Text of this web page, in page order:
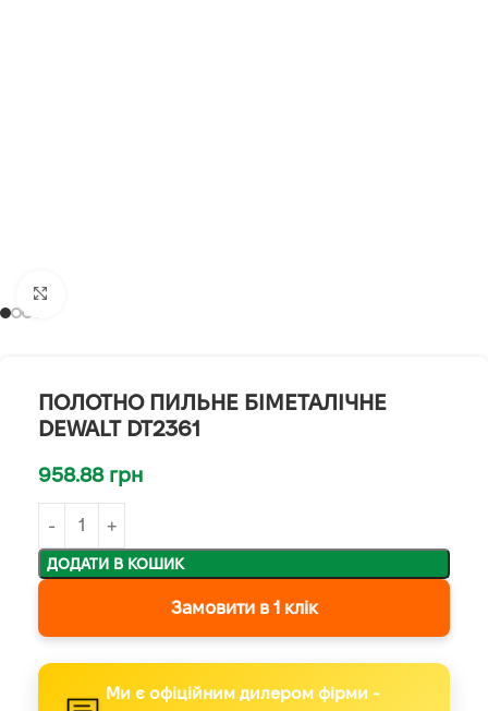
ПОЛОТНО ПИЛЬНЕ БІМЕТАЛІЧНЕ
DEWALT DT2361
958.88 грн
ДОДАТИ В КОШИК
Замовити в 1 клік
Ми є офіційним дилером фірми -